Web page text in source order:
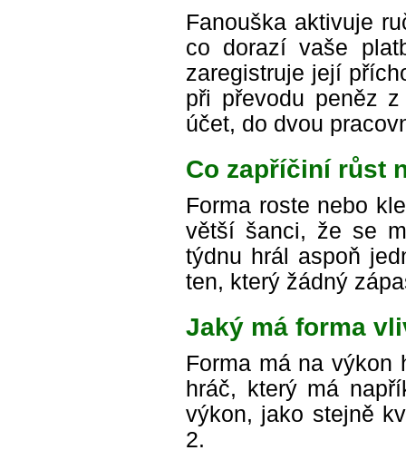
Fanouška aktivuje
co dorazí vaše
zaregistruje její
při převodu peněz
účet, do dvou
Co zapříčiní růst
Forma roste nebo
větší šanci, že se
týdnu hrál aspoň
ten, který žádný
Jaký má forma
Forma má na výkon
hráč, který má
výkon, jako stejně
2.